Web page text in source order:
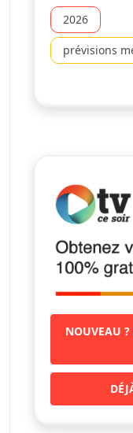
2026
prévisions
NOUVEAU ?